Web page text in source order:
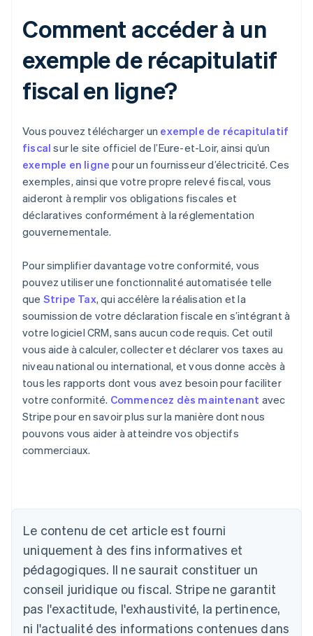
Comment accéder à un
exemple de récapitulatif
fiscal en ligne?
Vous pouvez télécharger un exemple de récapitulatif
fiscal sur le site officiel de l’Eure-et-Loir, ainsi qu’un
exemple en ligne pour un fournisseur d’électricité. Ces
exemples, ainsi que votre propre relevé fiscal, vous
aideront à remplir vos obligations fiscales et
déclaratives conformément à la réglementation
gouvernementale.
Pour simplifier davantage votre conformité, vous
pouvez utiliser une fonctionnalité automatisée telle
que Stripe Tax, qui accélère la réalisation et la
soumission de votre déclaration fiscale en s’intégrant à
votre logiciel CRM, sans aucun code requis. Cet outil
vous aide à calculer, collecter et déclarer vos taxes au
niveau national ou international, et vous donne accès à
tous les rapports dont vous avez besoin pour faciliter
votre conformité. Commencez dès maintenant avec
Stripe pour en savoir plus sur la manière dont nous
pouvons vous aider à atteindre vos objectifs
commerciaux.
Le contenu de cet article est fourni
uniquement à des fins informatives et
pédagogiques. Il ne saurait constituer un
conseil juridique ou fiscal. Stripe ne garantit
pas l'exactitude, l'exhaustivité, la pertinence,
ni l'actualité des informations contenues dans
Allemagne
Australie
English
Autriche